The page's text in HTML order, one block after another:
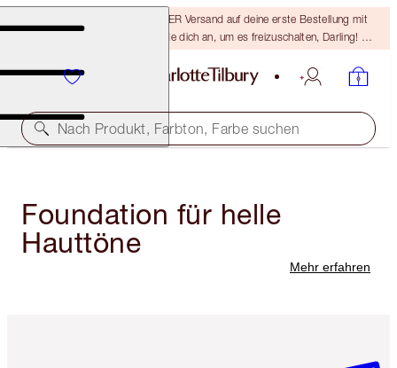
15 % Rabatt & KOSTENLOSER Versand auf deine erste Bestellung mit
dem Code DARLING15 – melde dich an, um es freizuschalten, Darling! Es
Nach Produkt, Farbton, Farbe suchen
Foundation für helle
Hauttöne
Mehr erfahren